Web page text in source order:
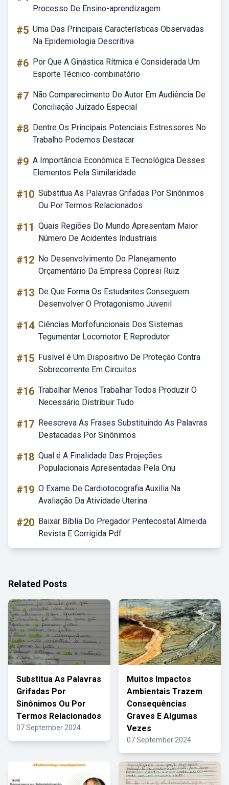
Processo De Ensino-aprendizagem
#5 Uma Das Principais Características Observadas
Na Epidemiologia Descritiva
#6 Por Que A Ginástica Rítmica é Considerada Um
Esporte Técnico-combinatório
#7 Não Comparecimento Do Autor Em Audiência De
Conciliação Juizado Especial
#8 Dentre Os Principais Potenciais Estressores No
Trabalho Podemos Destacar
#9 A Importância Econômica E Tecnológica Desses
Elementos Pela Similaridade
#10 Substitua As Palavras Grifadas Por Sinônimos
Ou Por Termos Relacionados
#11 Quais Regiões Do Mundo Apresentam Maior
Número De Acidentes Industriais
#12 No Desenvolvimento Do Planejamento
Orçamentário Da Empresa Copresi Ruiz
#13 De Que Forma Os Estudantes Conseguem
Desenvolver O Protagonismo Juvenil
#14 Ciências Morfofuncionais Dos Sistemas
Tegumentar Locomotor E Reprodutor
#15 Fusível é Um Dispositivo De Proteção Contra
Sobrecorrente Em Circuitos
#16 Trabalhar Menos Trabalhar Todos Produzir O
Necessário Distribuir Tudo
#17 Reescreva As Frases Substituindo As Palavras
Destacadas Por Sinônimos
#18 Qual é A Finalidade Das Projeções
Populacionais Apresentadas Pela Onu
#19 O Exame De Cardiotocografia Auxilia Na
Avaliação Da Atividade Uterina
#20 Baixar Bíblia Do Pregador Pentecostal Almeida
Revista E Corrigida Pdf
Related Posts
Substitua As Palavras
Grifadas Por
Sinônimos Ou Por
Termos Relacionados
07 September 2024
Muitos Impactos
Ambientais Trazem
Consequências
Graves E Algumas
Vezes
07 September 2024